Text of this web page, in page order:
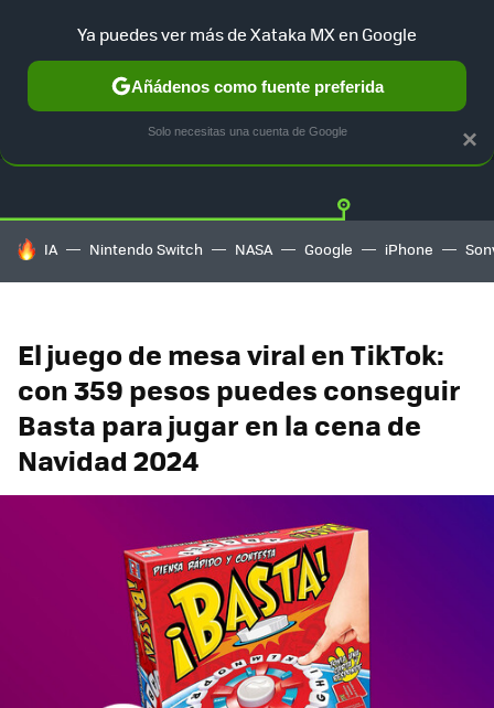
GUÍA DE COMPRAS MERCADO LIBRE
HOY SE HABLA DE
IA Nintendo Switch NASA Google iPhone
El juego de mesa viral en TikTok:
con 359 pesos puedes conseguir
Basta para jugar en la cena de
Navidad 2024
×
Ya puedes ver más de Xataka MX en Google
Añádenos como fuente preferida
Solo necesitas una cuenta de Google